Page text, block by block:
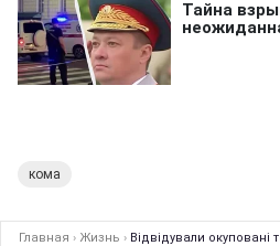
кома
Главная › Жизнь › Відвідували окуповані